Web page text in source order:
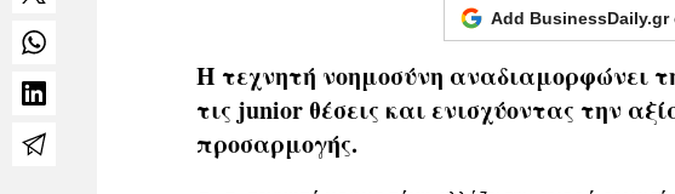
Add BusinessDaily.gr
Η τεχνητή νοημοσύνη αναδιαμορφώνει
τις junior θέσεις και ενισχύοντας την
προσαρμογής.